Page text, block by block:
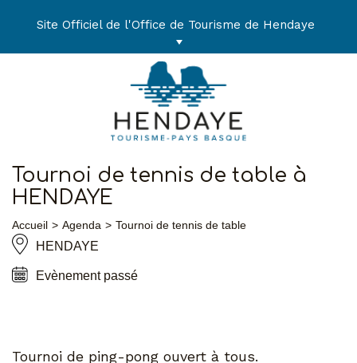
Site Officiel de l'Office de Tourisme de Hendaye
Tournoi de tennis de table à
HENDAYE
Accueil Agenda Tournoi de tennis de table
HENDAYE
Evènement passé
Tournoi de ping-pong ouvert à tous.